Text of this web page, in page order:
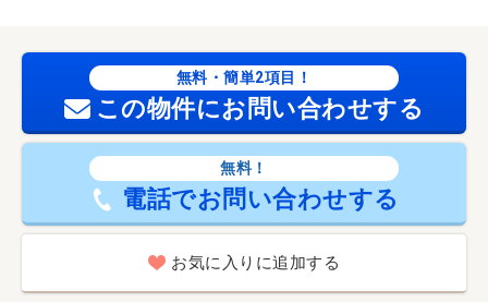
無料・簡単2項目！
この物件にお問い合わせする
無料！
電話でお問い合わせする
お気に入りに追加する